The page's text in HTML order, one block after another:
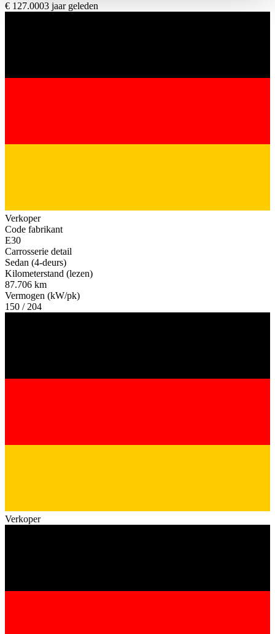
haben oder die sie im Rahmen Ihrer Nutzung der Dienste
€ 127.0003 jaar geleden
Verkoper
Code fabrikant
E30
Carrosserie detail
Sedan (4-deurs)
Kilometerstand (lezen)
87.706 km
Vermogen (kW/pk)
150 / 204
Verkoper